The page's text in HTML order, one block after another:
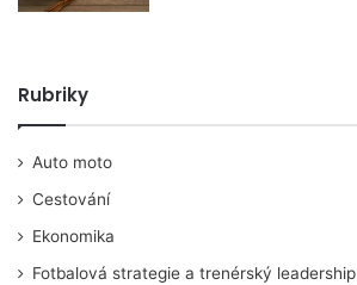
Rubriky
Auto moto
Cestování
Ekonomika
Fotbalová strategie a trenérský leadership